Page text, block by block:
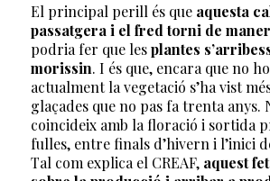
El principal perill és que aquesta
passatgera i el fred torni de
podria fer que lesplantes
morissin. I és que, encara que no
actualment la vegetació s’ha vist
glaçades que no pas fa trenta anys.
coincideix amb la floració i sortida
fulles, entre finals d’hivern i l’inici
Tal com explica el CREAF, aquest